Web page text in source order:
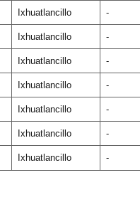
Ixhuatlancillo -
Ixhuatlancillo -
Ixhuatlancillo -
Ixhuatlancillo -
Ixhuatlancillo -
Ixhuatlancillo -
Ixhuatlancillo -